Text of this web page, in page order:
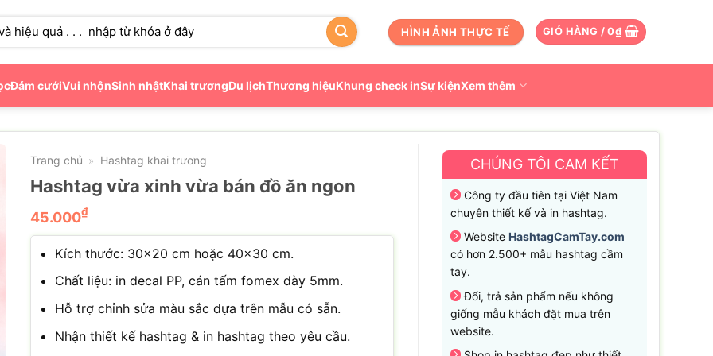
HÌNH ẢNH THỰC TẾ GIỎ HÀNG /0₫
Đám cướiVui nhộnSinh nhậtKhai trươngDu lịchThương hiệuKhung check inSự kiệnXem thêm
Trang chủ » Hashtag khai trương
Hashtag vừa xinh vừa bán đồ ăn ngon
45.000₫
Kích thước: 30×20 cm hoặc 40×30 cm.
Chất liệu: in decal PP, cán tấm fomex dày 5mm.
Hỗ trợ chỉnh sửa màu sắc dựa trên mẫu có sẵn.
Nhận thiết kế hashtag & in hashtag theo yêu cầu.
CHÚNG TÔI CAM KẾT
Công ty đầu tiên tại Việt Nam
chuyên thiết kế và in hashtag.
Website HashtagCamTay.com
có hơn 2.500+ mẫu hashtag cầm
tay.
Đổi, trả sản phẩm nếu không
giống mẫu khách đặt mua trên
website.